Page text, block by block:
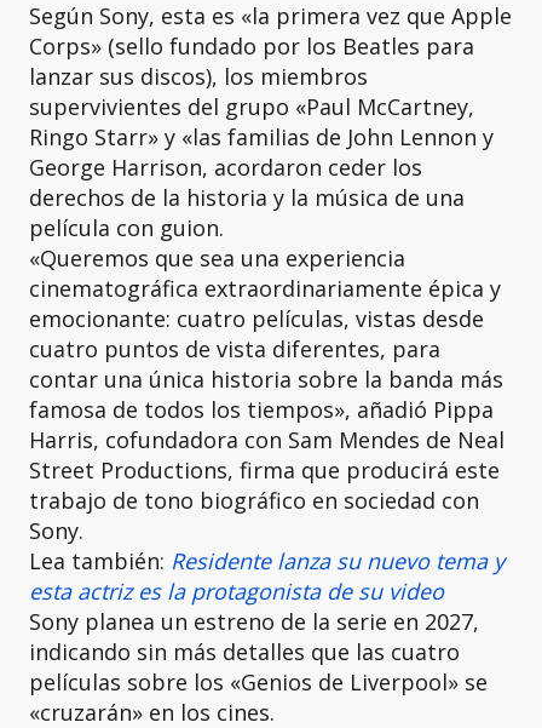
Según Sony, esta es «la primera vez que Apple
Corps» (sello fundado por los Beatles para
lanzar sus discos), los miembros
supervivientes del grupo «Paul McCartney,
Ringo Starr» y «las familias de John Lennon y
George Harrison, acordaron ceder los
derechos de la historia y la música de una
película con guion.
«Queremos que sea una experiencia
cinematográfica extraordinariamente épica y
emocionante: cuatro películas, vistas desde
cuatro puntos de vista diferentes, para
contar una única historia sobre la banda más
famosa de todos los tiempos», añadió Pippa
Harris, cofundadora con Sam Mendes de Neal
Street Productions, firma que producirá este
trabajo de tono biográfico en sociedad con
Sony.
Lea también: Residente lanza su nuevo tema y
esta actriz es la protagonista de su video
Sony planea un estreno de la serie en 2027,
indicando sin más detalles que las cuatro
películas sobre los «Genios de Liverpool» se
«cruzarán» en los cines.